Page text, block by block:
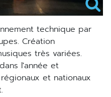
Création
très variées.
l'année et
et nationaux